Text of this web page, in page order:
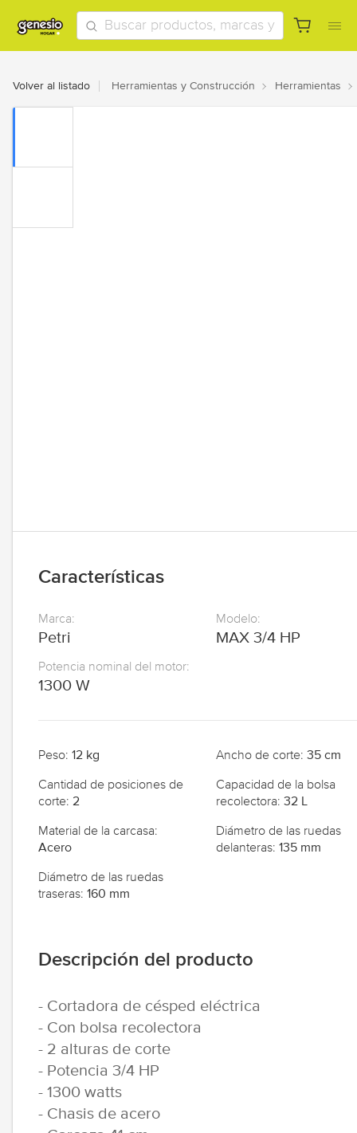
Volver al listado Herramientas y Construcción
Herramientas
Características
Marca
Petri
Modelo
MAX 3/4 HP
Potencia nominal del motor
1300 W
Peso 12 kg Ancho de corte 35 cm
Cantidad de posiciones de
corte 2
Capacidad de la bolsa
recolectora 32 L
Material de la carcasa
Acero
Diámetro de las ruedas
delanteras 135 mm
Diámetro de las ruedas
traseras 160 mm
Descripción del producto
- Cortadora de césped eléctrica
- Con bolsa recolectora
- 2 alturas de corte
- Potencia 3/4 HP
- 1300 watts
- Chasis de acero